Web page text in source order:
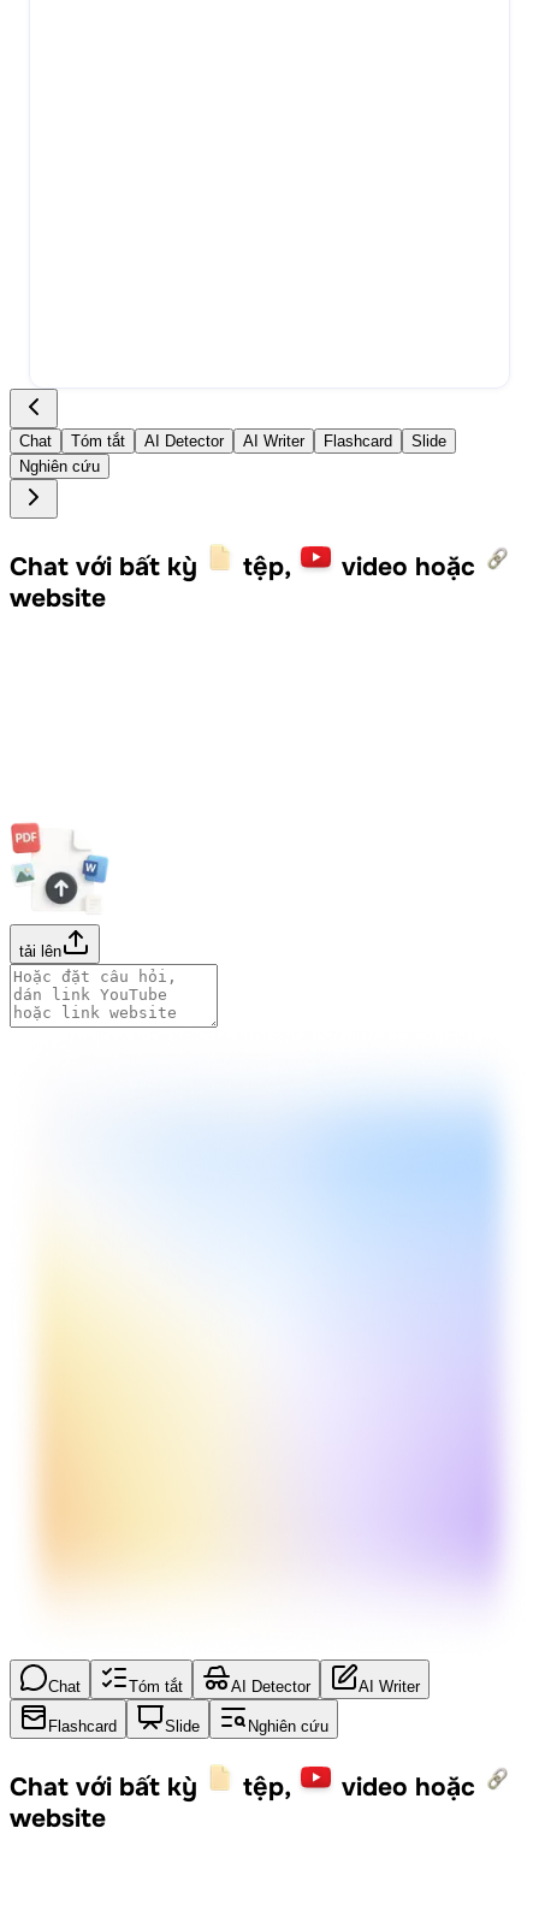
Chat Tóm tắt AI Detector AI Writer Flashcard
Slide
Nghiên cứu
Chat với bất kỳ tệp,
video hoặc
website
tải lên
Chat Tóm tắt AI Detector AI Writer
Flashcard Slide Nghiên cứu
Chat với bất kỳ tệp,
video hoặc
website